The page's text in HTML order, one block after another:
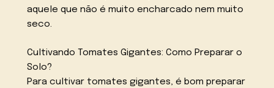
aquele que não é muito encharcado nem muito
seco.
Cultivando Tomates Gigantes: Como Preparar o
Solo?
Para cultivar tomates gigantes, é bom preparar